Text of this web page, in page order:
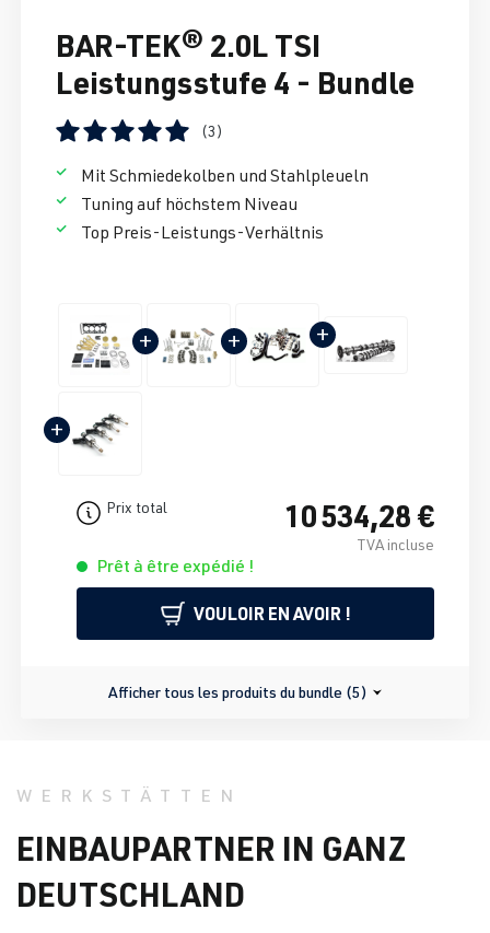
BAR-TEK® 2.0L TSI
Leistungsstufe 4 - Bundle
(3)
Mit Schmiedekolben und Stahlpleueln
Tuning auf höchstem Niveau
Top Preis-Leistungs-Verhältnis
+ + +
+
Prix total 10 534,28 €
TVA incluse
Prêt à être expédié !
VOULOIR EN AVOIR !
Afficher tous les produits du bundle (5)
WERKSTÄTTEN
EINBAUPARTNER IN GANZ
DEUTSCHLAND